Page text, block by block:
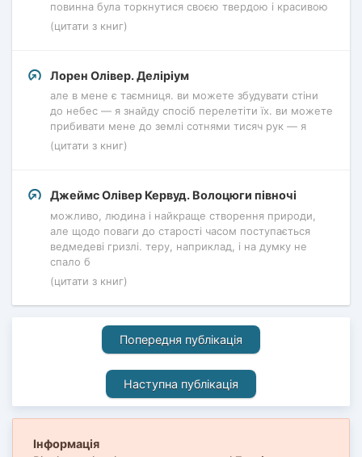
повинна була торкнутися своєю твердою і красивою
(цитати з книг)
Лорен Олівер. Деліріум
але в мене є таємниця. ви можете збудувати стіни
до небес — я знайду спосіб перелетіти їх. ви можете
прибивати мене до землі сотнями тисяч рук — я
(цитати з книг)
Джеймс Олівер Кервуд. Волоцюги півночі
можливо, людина і найкраще створення природи,
але щодо поваги до старості часом поступається
ведмедеві гризлі. теру, наприклад, і на думку не
спало б
(цитати з книг)
Попередня публікація
Наступна публікація
Інформація